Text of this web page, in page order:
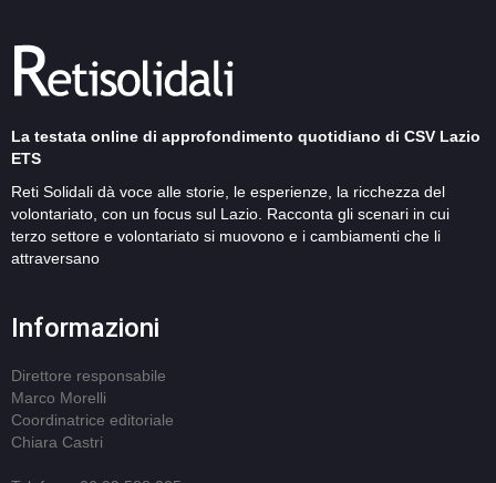
La testata online di approfondimento quotidiano di CSV Lazio
ETS
Reti Solidali dà voce alle storie, le esperienze, la ricchezza del
volontariato, con un focus sul Lazio. Racconta gli scenari in cui
terzo settore e volontariato si muovono e i cambiamenti che li
attraversano
Informazioni
Direttore responsabile
Marco Morelli
Coordinatrice editoriale
Chiara Castri